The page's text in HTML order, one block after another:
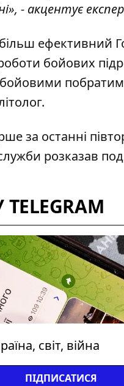
- акцентує
ефективний
бойових
за останні
розказав
світ, війна
ПІДПИСАТИСЯ